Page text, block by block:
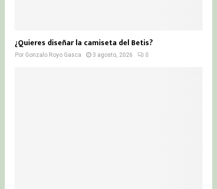
¿Quieres diseñar la camiseta del Betis?
Por Gonzalo Royo Gasca 3 agosto, 2026 0